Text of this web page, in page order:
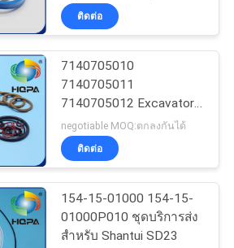
ติดต่อ
7140705010
7140705011
7140705012 Excavator
Seal Kit WA400-3
WA450-3 WA470-3
negotiable MOQ:ตกลงกันได้
ติดต่อ
154-15-01000 154-15-
01000P010 ชุดบริการส่ง
สำหรับ Shantui SD23